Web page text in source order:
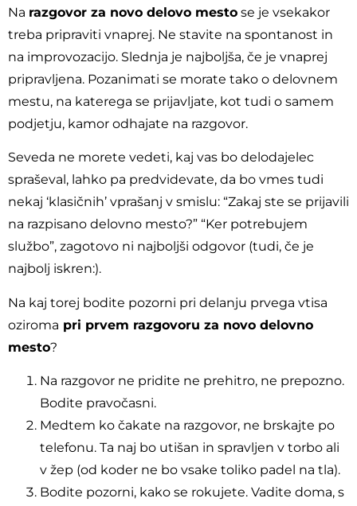
Na razgovor za novo delovo mesto se je vsekakor
treba pripraviti vnaprej. Ne stavite na spontanost in
na improvozacijo. Slednja je najboljša, če je vnaprej
pripravljena. Pozanimati se morate tako o delovnem
mestu, na katerega se prijavljate, kot tudi o samem
podjetju, kamor odhajate na razgovor.
Seveda ne morete vedeti, kaj vas bo delodajelec
spraševal, lahko pa predvidevate, da bo vmes tudi
nekaj ‘klasičnih’ vprašanj v smislu: “Zakaj ste se prijavili
na razpisano delovno mesto?” “Ker potrebujem
službo”, zagotovo ni najboljši odgovor (tudi, če je
najbolj iskren:).
Na kaj torej bodite pozorni pri delanju prvega vtisa
oziroma pri prvem razgovoru za novo delovno
mesto?
Na razgovor ne pridite ne prehitro, ne prepozno.
Bodite pravočasni.
Medtem ko čakate na razgovor, ne brskajte po
telefonu. Ta naj bo utišan in spravljen v torbo ali
v žep (od koder ne bo vsake toliko padel na tla).
Bodite pozorni, kako se rokujete. Vadite doma, s